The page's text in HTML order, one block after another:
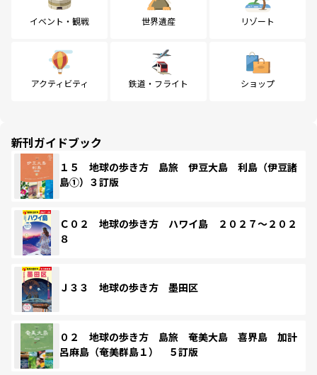
イベント・観戦 世界遺産 リゾート
アクティビティ 鉄道・フライト ショップ
新刊ガイドブック
１５ 地球の歩き方 島旅 伊豆大島 利島（伊豆諸
島①）３訂版
Ｃ０２ 地球の歩き方 ハワイ島 ２０２７～２０２
８
Ｊ３３ 地球の歩き方 墨田区
０２ 地球の歩き方 島旅 奄美大島 喜界島 加計
呂麻島（奄美群島１） ５訂版